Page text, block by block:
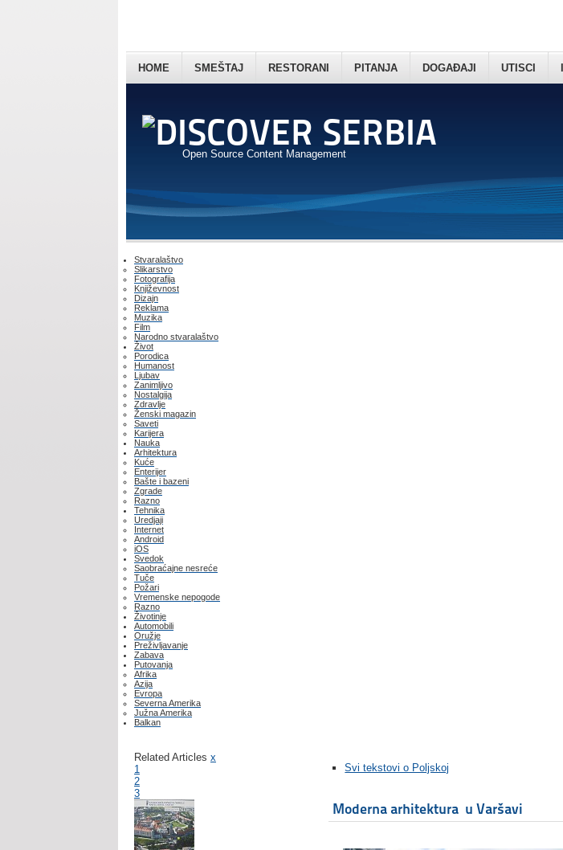
Open Source Content Management
HOME SMEŠTAJ RESTORANI PITANJA DOGAĐAJI UTISCI
Stvaralaštvo
Slikarstvo
Fotografija
Književnost
Dizajn
Reklama
Muzika
Film
Narodno stvaralaštvo
Život
Porodica
Humanost
Ljubav
Zanimljivo
Nostalgija
Zdravlje
Ženski magazin
Saveti
Karijera
Nauka
Arhitektura
Kuće
Enterijer
Bašte i bazeni
Zgrade
Razno
Tehnika
Uredjaji
Internet
Android
iOS
Svedok
Saobraćajne nesreće
Tuče
Požari
Vremenske nepogode
Razno
Životinje
Automobili
Oružje
Preživljavanje
Zabava
Putovanja
Afrika
Azija
Evropa
Severna Amerika
Južna Amerika
Balkan
Related Articles x
1
2
3
Svi tekstovi o Poljskoj
Moderna arhitektura u Varšavi